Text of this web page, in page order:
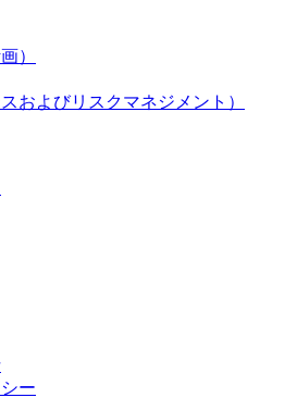
）
およびリスクマネジメント）
ー